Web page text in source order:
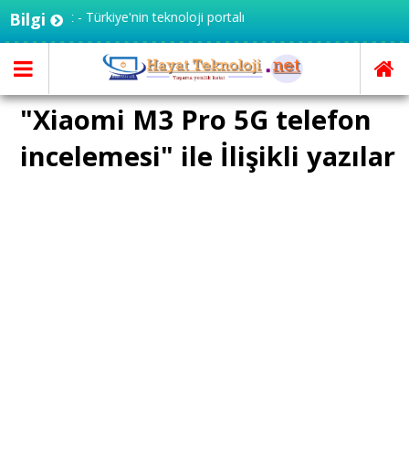
Bilgi - Türkiye'nin teknoloji portalı
"Xiaomi M3 Pro 5G telefon
incelemesi" ile İlişikli yazılar